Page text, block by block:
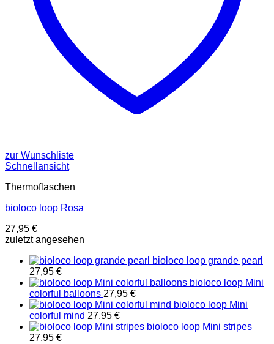
zur Wunschliste
Schnellansicht
Thermoflaschen
bioloco loop Rosa
27,95 €
zuletzt angesehen
bioloco loop grande pearl
27,95 €
bioloco loop Mini
colorful balloons 27,95 €
bioloco loop Mini
colorful mind 27,95 €
bioloco loop Mini stripes
27,95 €